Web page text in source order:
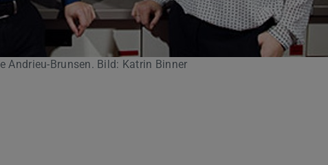
Andrieu-Brunsen. Bild: Katrin Binner